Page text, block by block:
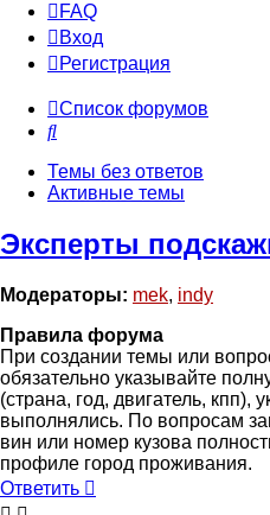
FAQ
Вход
Регистрация
Список форумов
Поиск
Темы без ответов
Активные темы
Эксперты
Модераторы: mek, indy
Правила форума
При создании темы или
обязательно указывайте
(страна, год, двигатель, кпп),
выполнялись. По вопросам
вин или номер кузова
профиле город проживания.
Ответить